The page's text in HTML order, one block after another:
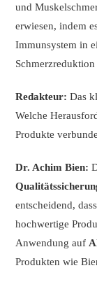
und
erwiesen, indem
Immunsystem in
Redakteur: Das
Welche
Produkte
Dr. Achim Bien:
entscheidend,
hochwertige
Anwendung auf
Produkten wie